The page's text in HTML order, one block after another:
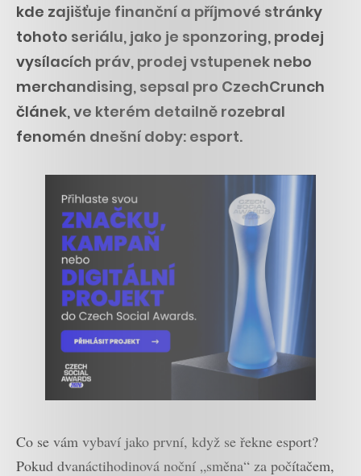
kde zajišťuje finanční a příjmové stránky
tohoto seriálu, jako je sponzoring, prodej
vysílacích práv, prodej vstupenek nebo
merchandising, sepsal pro CzechCrunch
článek, ve kterém detailně rozebral
fenomén dnešní doby: esport.
Co se vám vybaví jako první, když se řekne esport?
Pokud dvanáctihodinová noční „směna“ za počítačem,